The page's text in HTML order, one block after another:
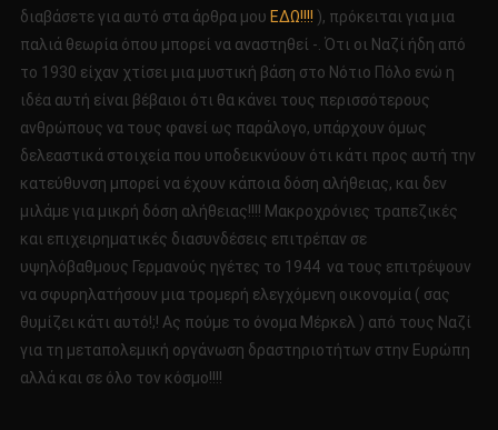
PART
3!!!!
διαβάσετε για αυτό στα άρθρα μου ΕΔΩ!!!! ), πρόκειται για μια
παλιά θεωρία όπου μπορεί να αναστηθεί -. Ότι οι Ναζί ήδη από
το 1930 είχαν χτίσει μια μυστική βάση στο Νότιο Πόλο ενώ η
ιδέα αυτή είναι βέβαιοι ότι θα κάνει τους περισσότερους
ανθρώπους να τους φανεί ως παράλογο, υπάρχουν όμως
δελεαστικά στοιχεία που υποδεικνύουν ότι κάτι προς αυτή την
κατεύθυνση μπορεί να έχουν κάποια δόση αλήθειας, και δεν
μιλάμε για μικρή δόση αλήθειας!!!! Μακροχρόνιες τραπεζικές
και επιχειρηματικές διασυνδέσεις επιτρέπαν σε
υψηλόβαθμους Γερμανούς ηγέτες το 1944 να τους επιτρέψουν
να σφυρηλατήσουν μια τρομερή ελεγχόμενη οικονομία ( σας
θυμίζει κάτι αυτό!;! Ας πούμε το όνομα Μέρκελ ) από τους Ναζί
για τη μεταπολεμική οργάνωση δραστηριοτήτων στην Ευρώπη
αλλά και σε όλο τον κόσμο!!!!